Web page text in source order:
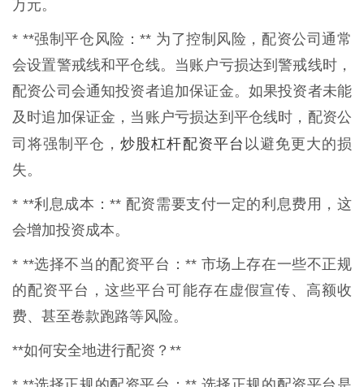
万元。
* **强制平仓风险：** 为了控制风险，配资公司通常
会设置警戒线和平仓线。当账户亏损达到警戒线时，
配资公司会通知投资者追加保证金。如果投资者未能
及时追加保证金，当账户亏损达到平仓线时，配资公
司将强制平仓，炒股杠杆配资平台 以避免更大的损
失。
* **利息成本：** 配资需要支付一定的利息费用，这
会增加投资成本。
* **选择不当的配资平台：** 市场上存在一些不正规
的配资平台，这些平台可能存在虚假宣传、高额收
费、甚至卷款跑路等风险。
**如何安全地进行配资？**